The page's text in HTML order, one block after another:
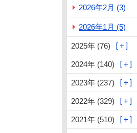
2026年2月 (3)
2026年1月 (5)
2025年 (76)
2024年 (140)
2023年 (237)
2022年 (329)
2021年 (510)